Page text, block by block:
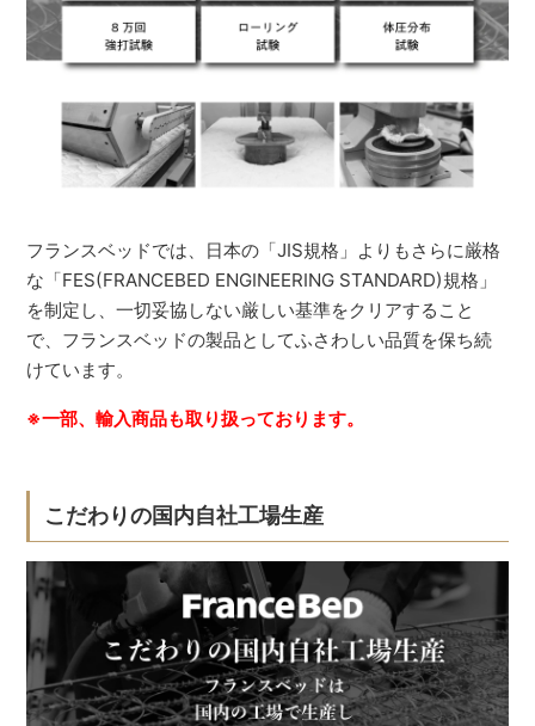
フランスベッドでは、日本の「JIS規格」よりもさらに厳格
な「FES(FRANCEBED ENGINEERING STANDARD)規格」
を制定し、一切妥協しない厳しい基準をクリアすること
で、フランスベッドの製品としてふさわしい品質を保ち続
けています。
※一部、輸入商品も取り扱っております。
こだわりの国内自社工場生産